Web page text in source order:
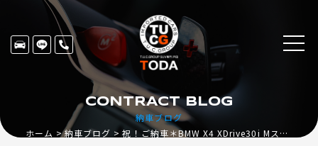
納車ブログ
CONTRACT BLOG
ホーム 納車ブログ 祝！ご納車＊BMW X4 XDrive30i Mスポーツ＊千葉県K様